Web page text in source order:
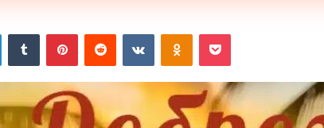
LinkedInTumblr PinterestReddit VKontakteOdnoklassniki
Pocket